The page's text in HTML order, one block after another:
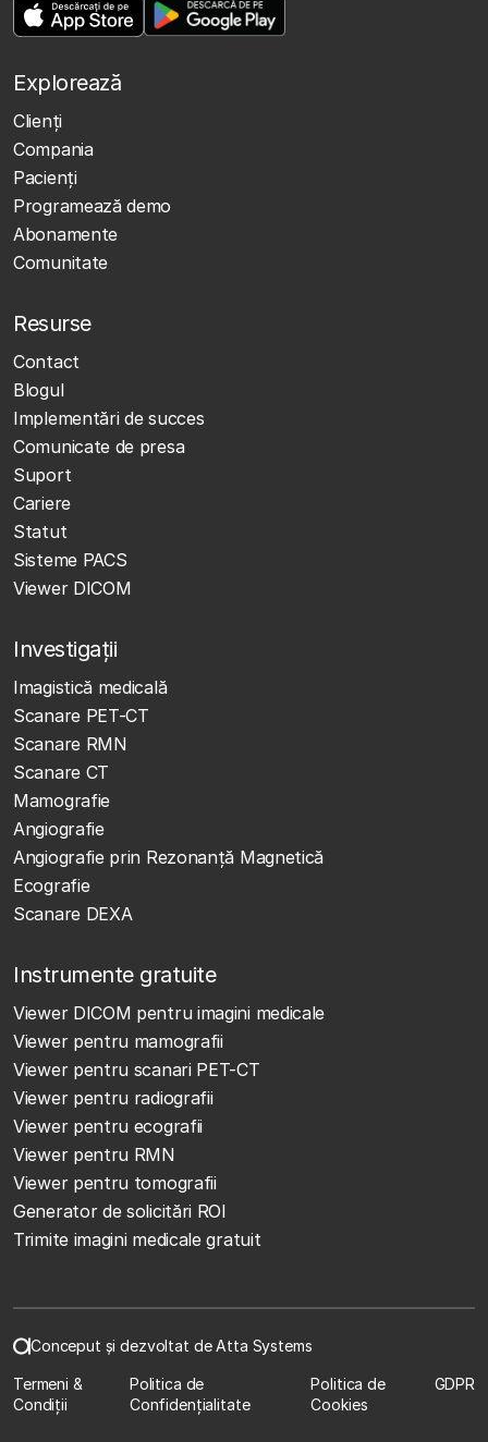
Explorează
Clienţi
Compania
Pacienți
Programează demo
Abonamente
Comunitate
Resurse
Contact
Blogul
Implementări de succes
Comunicate de presa
Suport
Cariere
Statut
Sisteme PACS
Viewer DICOM
Investigații
Imagistică medicală
Scanare PET-CT
Scanare RMN
Scanare CT
Mamografie
Angiografie
Angiografie prin Rezonanță Magnetică
Ecografie
Scanare DEXA
Instrumente gratuite
Viewer DICOM pentru imagini medicale
Viewer pentru mamografii
Viewer pentru scanari PET-CT
Viewer pentru radiografii
Viewer pentru ecografii
Viewer pentru RMN
Viewer pentru tomografii
Generator de solicitări ROI
Trimite imagini medicale gratuit
Conceput și dezvoltat de Atta Systems
Termeni &
Condiții
Politica de
Confidențialitate
Politica de
Cookies
GDPR